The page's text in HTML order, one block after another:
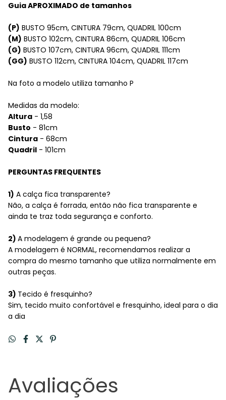
Guia APROXIMADO de tamanhos
(P) BUSTO 95cm, CINTURA 79cm, QUADRIL 100cm
(M) BUSTO 102cm, CINTURA 86cm, QUADRIL 106cm
(G) BUSTO 107cm, CINTURA 96cm, QUADRIL 111cm
(GG) BUSTO 112cm, CINTURA 104cm, QUADRIL 117cm
Na foto a modelo utiliza tamanho P
Medidas da modelo:
Altura - 1,58
Busto - 81cm
Cintura - 68cm
Quadril - 101cm
PERGUNTAS FREQUENTES
1) A calça fica transparente?
Não, a calça é forrada, então não fica transparente e
ainda te traz toda segurança e conforto.
2) A modelagem é grande ou pequena?
A modelagem é NORMAL, recomendamos realizar a
compra do mesmo tamanho que utiliza normalmente em
outras peças.
3) Tecido é fresquinho?
Sim, tecido muito confortável e fresquinho, ideal para o dia
a dia
Avaliações